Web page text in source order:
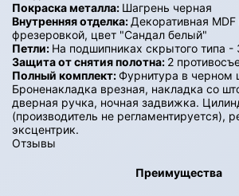
Покраска металла: Шагрень черная
Внутренняя отделка: Декоративная
фрезеровкой, цвет "Сандал белый"
Петли: На подшипниках скрытого типа -
Защита от снятия полотна: 2
Полный комплект: Фурнитура в черном
Броненакладка врезная, накладка со
дверная ручка, ночная задвижка.
(производитель не регламентируется),
эксцентрик.
Отзывы
Преимущества